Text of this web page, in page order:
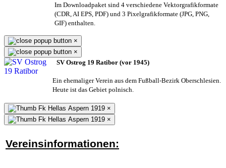
Im Downloadpaket sind 4 verschiedene Vektorgrafikformate
(CDR, AI EPS, PDF) und 3 Pixelgrafikformate (JPG, PNG,
GIF) enthalten.
×
×
SV Ostrog 19 Ratibor (vor 1945)
Ein ehemaliger Verein aus dem Fußball-Bezirk Oberschlesien.
Heute ist das Gebiet polnisch.
×
×
Vereinsinformationen: